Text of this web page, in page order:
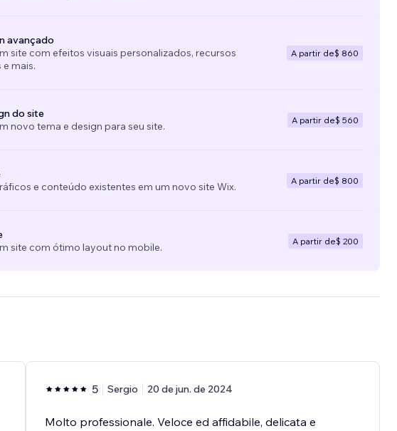
avançado
site com efeitos visuais personalizados, recursos
mais.
A partir de$ 860
do site
novo tema e design para seu site.
A partir de$ 560
e conteúdo existentes em um novo site Wix.
A partir de$ 800
site com ótimo layout no mobile.
A partir de$ 200
5 Sergio 20 de jun. de 2024
Molto professionale. Veloce ed affidabile, delicata e